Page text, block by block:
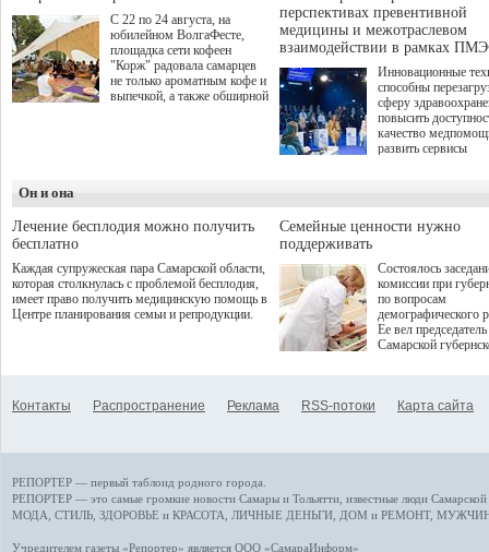
С 22 по 24 августа, на
юбилейном ВолгаФесте,
площадка сети кофеен
"Корж" радовала самарцев
не только ароматным кофе и
выпечкой, а также обширной
перспективах превентивной
медицины и межотраслевом
взаимодействии в рамках
Инновационные
способны
сферу
повысить
качество
развить сервисы
определенными
К ним можно
возникающие при
данными
более динамичного
проникновения
сегмент
отраслевое
рассказала Ольга
ходе сессии
качества жизни" в
ПМЭФ 2025. В
Он и она
Лечение бесплодия можно получить
бесплатно
Каждая супружеская пара Самарской области,
которая столкнулась с проблемой бесплодия,
имеет право получить медицинскую помощь в
Центре планирования семьи и репродукции.
Семейные ценности нужно
поддерживать
Состоялось
комиссии при
по вопросам
демографического
Ее вел председатель
Самарской
Контакты Распространение Реклама RSS-потоки Карта сайта
РЕПОРТЕР — первый таблоид родного города.
РЕПОРТЕР — это самые громкие новости Самары и Тольятти, известные люди
МОДА, СТИЛЬ ЗДОРОВЬЕ и КРАСОТА ЛИЧНЫЕ ДЕНЬГИ ДОМ и РЕМОНТ,
Учредителем газеты «Репортер» является ООО «СамараИнформ»